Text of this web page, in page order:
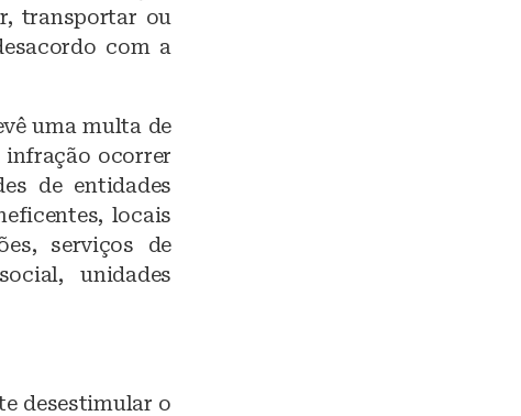
transportar ou
com a
uma multa de
infração ocorrer
de entidades
locais
serviços de
unidades
desestimular o